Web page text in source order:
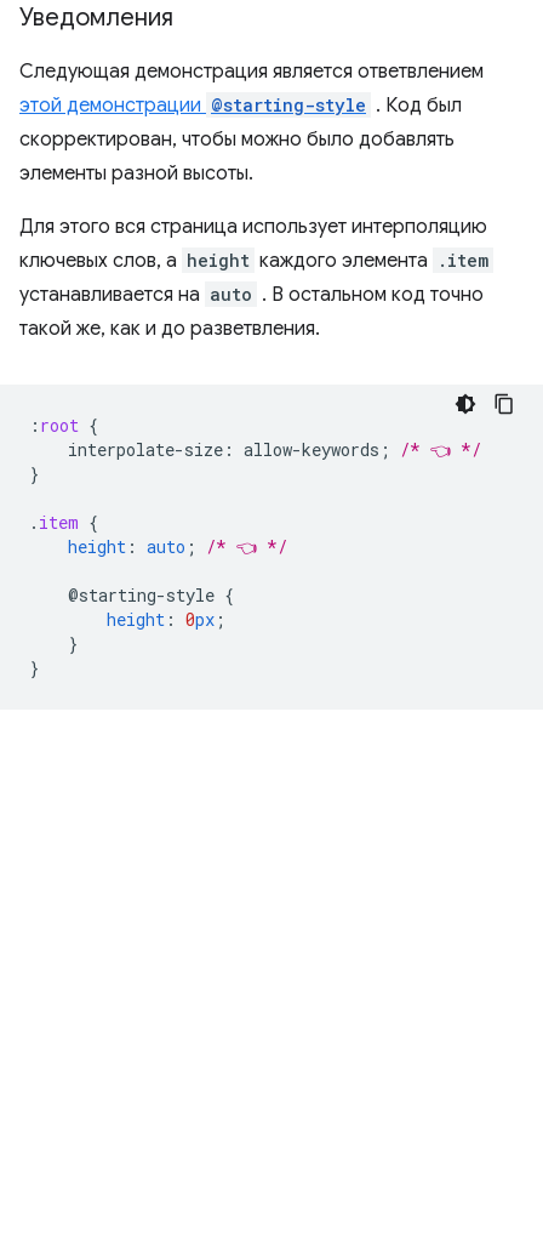
Уведомления
Следующая демонстрация является ответвлением
этой демонстрации @starting-style . Код был
скорректирован, чтобы можно было добавлять
элементы разной высоты.
Для этого вся страница использует интерполяцию
ключевых слов, а height каждого элемента .item
устанавливается на auto . В остальном код точно
такой же, как и до разветвления.
: root {
interpolate-size : allow-keywords ;
/* 👈 */
}
. item {
height : auto ; /* 👈 */
@starting-style {
height : 0px ;
}
}